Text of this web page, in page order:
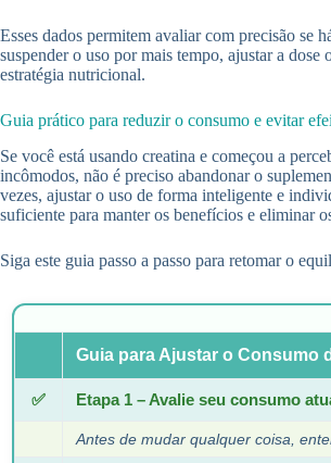
Esses dados permitem avaliar com precisão se
suspender o uso por mais tempo, ajustar a dose
estratégia nutricional.
Guia prático para reduzir o consumo e evitar
Se você está usando creatina e começou a
incômodos, não é preciso abandonar o
vezes, ajustar o uso de forma inteligente e
suficiente para manter os benefícios e eliminar
Siga este guia passo a passo para retomar o
Guia para Ajustar o Consumo
✅ Etapa 1 – Avalie seu consumo
Antes de mudar qualquer coisa,